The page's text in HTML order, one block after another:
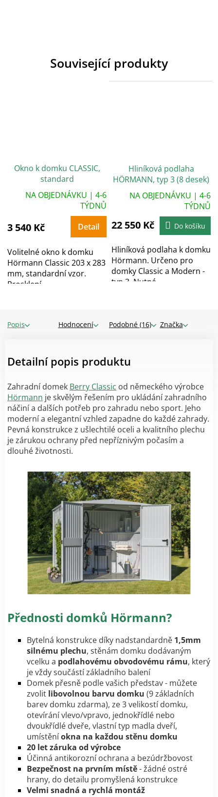
Související produkty
Okno k domku CLASSIC,
standard
NA OBJEDNÁVKU | 4-6
TÝDNŮ
3 540 Kč Detail
Volitelné okno k domku
Hörmann Classic 203 x 283
mm, standardní vzor.
Prosklení...
Hliníková podlaha
HÖRMANN, typ 3 (8 desek)
NA OBJEDNÁVKU | 4-6
TÝDNŮ
22 550 Kč Do košíku
Hliníková podlaha k domku
Hörmann. Určeno pro
domky Classic a Modern -
typ 3. Nutné...
Popis Podobné (16)
Hodnocení Značka
Detailní popis produktu
Zahradní domek Berry Classic od německého výrobce
Hörmann je skvělým řešením pro ukládání zahradního
náčiní a dalších potřeb pro zahradu nebo sport. Jeho
moderní a elegantní vzhled zapadne do každé zahrady.
Pevná konstrukce z ušlechtilé oceli a kvalitního plechu
je zárukou ochrany před nepříznivým počasím a
dlouhé životnosti.
Přednosti domků Hörmann?
Bytelná konstrukce díky nadstandardně 1,5mm
silnému plechu, stěnám domku dodávaným
vcelku a podlahovému obvodovému rámu, který
je vždy součástí základního balení
Domek přesně podle vašich představ - můžete
zvolit libovolnou barvu domku (9 základních
barev domku zdarma), ze 3 velikostí domku,
otevírání vlevo/vpravo, jednokřídlé nebo
dvoukřídlé dveře, vlastní typ madla dveří,
umístěníokna na každou stěnu domku
20 let záruka od výrobce
Účinná antikorozní ochrana a bezúdržbovost
Bezpečnost na prvním místě- žádné ostré
hrany, do detailu promyšlená konstrukce
Velmi snadná a rychlá montáž